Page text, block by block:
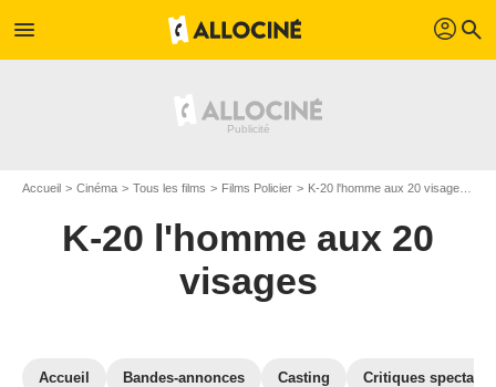
menu profil search
Accueil Cinéma Tous les films Films Policier K-20 l'homme aux 20 visages
K-20 l'homme aux 20
visages
Accueil Bandes-annonces Casting Critiques